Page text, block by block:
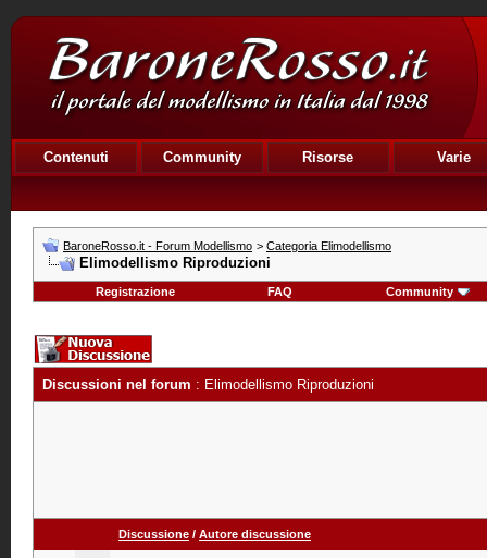
Contenuti Community Risorse Varie
BaroneRosso.it - Forum Modellismo > Categoria Elimodellismo
Elimodellismo Riproduzioni
Registrazione FAQ Community
Discussioni nel forum : Elimodellismo Riproduzioni
Discussione / Autore discussione